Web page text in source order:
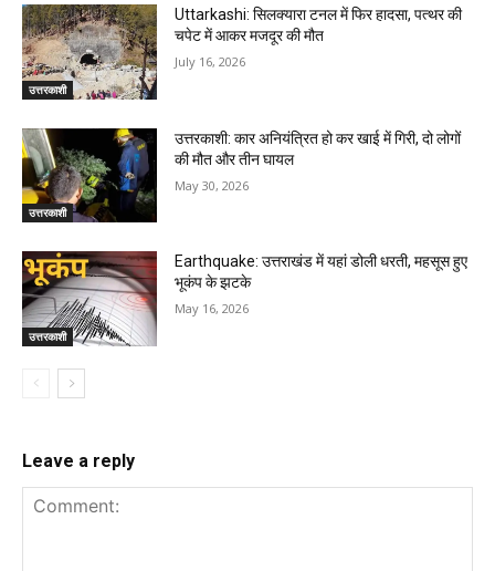
उत्तरकाशी
Uttarkashi: सिलक्यारा टनल में फिर हादसा, पत्थर की
चपेट में आकर मजदूर की मौत
July 16, 2026
उत्तरकाशी
उत्तरकाशी: कार अनियंत्रित हो कर खाई में गिरी, दो लोगों
की मौत और तीन घायल
May 30, 2026
उत्तरकाशी
Earthquake: उत्तराखंड में यहां डोली धरती, महसूस हुए
भूकंप के झटके
May 16, 2026
Leave a reply